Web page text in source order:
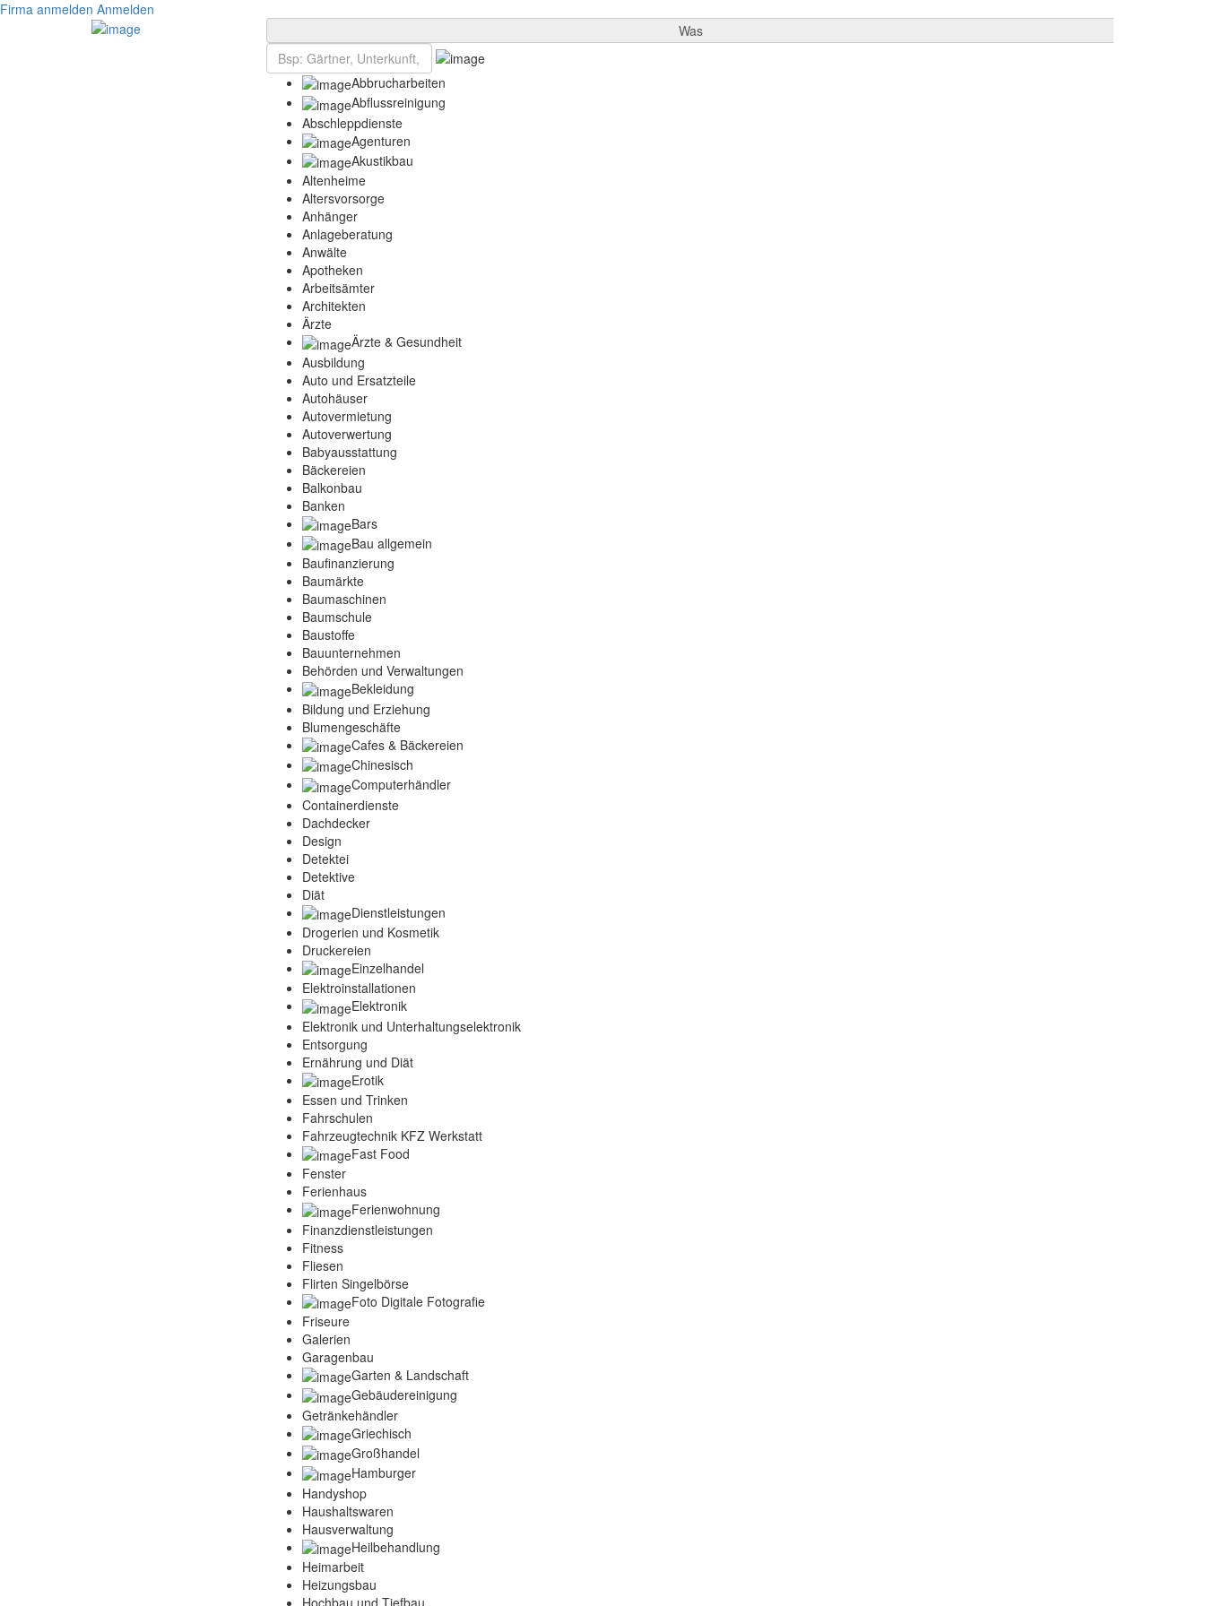
Firma anmelden Anmelden
Was
Abbrucharbeiten
Abflussreinigung
Abschleppdienste
Agenturen
Akustikbau
Altenheime
Altersvorsorge
Anhänger
Anlageberatung
Anwälte
Apotheken
Arbeitsämter
Architekten
Ärzte
Ärzte & Gesundheit
Ausbildung
Auto und Ersatzteile
Autohäuser
Autovermietung
Autoverwertung
Babyausstattung
Bäckereien
Balkonbau
Banken
Bars
Bau allgemein
Baufinanzierung
Baumärkte
Baumaschinen
Baumschule
Baustoffe
Bauunternehmen
Behörden und Verwaltungen
Bekleidung
Bildung und Erziehung
Blumengeschäfte
Cafes & Bäckereien
Chinesisch
Computerhändler
Containerdienste
Dachdecker
Design
Detektei
Detektive
Diät
Dienstleistungen
Drogerien und Kosmetik
Druckereien
Einzelhandel
Elektroinstallationen
Elektronik
Elektronik und Unterhaltungselektronik
Entsorgung
Ernährung und Diät
Erotik
Essen und Trinken
Fahrschulen
Fahrzeugtechnik KFZ Werkstatt
Fast Food
Fenster
Ferienhaus
Ferienwohnung
Finanzdienstleistungen
Fitness
Fliesen
Flirten Singelbörse
Foto Digitale Fotografie
Friseure
Galerien
Garagenbau
Garten & Landschaft
Gebäudereinigung
Getränkehändler
Griechisch
Großhandel
Hamburger
Handyshop
Haushaltswaren
Hausverwaltung
Heilbehandlung
Heimarbeit
Heizungsbau
Hochbau und Tiefbau